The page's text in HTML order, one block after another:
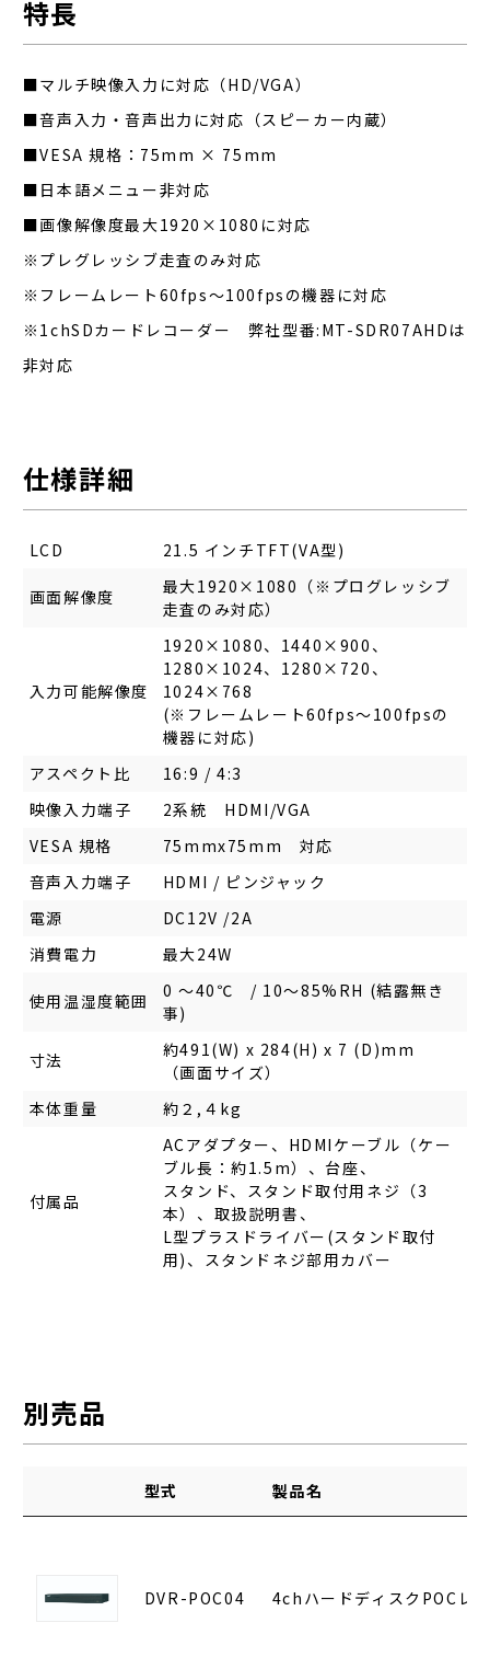
特長
■マルチ映像入力に対応（HD/VGA）
■音声入力・音声出力に対応（スピーカー内蔵）
■VESA 規格：75mm × 75mm
■日本語メニュー非対応
■画像解像度最大1920×1080に対応
※プレグレッシブ走査のみ対応
※フレームレート60fps～100fpsの機器に対応
※1chSDカードレコーダー 弊社型番:MT-SDR07AHDは
非対応
仕様詳細
LCD 21.5 インチTFT(VA型)
画面解像度
最大1920×1080（※プログレッシブ
走査のみ対応）
入力可能解像度
1920×1080、1440×900、
1280×1024、1280×720、
1024×768
(※フレームレート60fps～100fpsの
機器に対応)
アスペクト比
16:9 / 4:3
映像入力端子
2系統 HDMI/VGA
VESA 規格
75mmx75mm 対応
音声入力端子
HDMI / ピンジャック
電源
DC12V /2A
消費電力
最大24W
使用温湿度範囲
0 ～40℃ / 10～85%RH (結露無き
事)
寸法
約491(W) x 284(H) x 7 (D)mm
（画面サイズ）
本体重量
約２,４kg
付属品
ACアダプター、HDMIケーブル（ケー
ブル長：約1.5m）、台座、
スタンド、スタンド取付用ネジ（3
本）、取扱説明書、
L型プラスドライバー(スタンド取付
用)、スタンドネジ部用カバー
別売品
型式 製品名
DVR-POC04 4chハードディスクPOCレ